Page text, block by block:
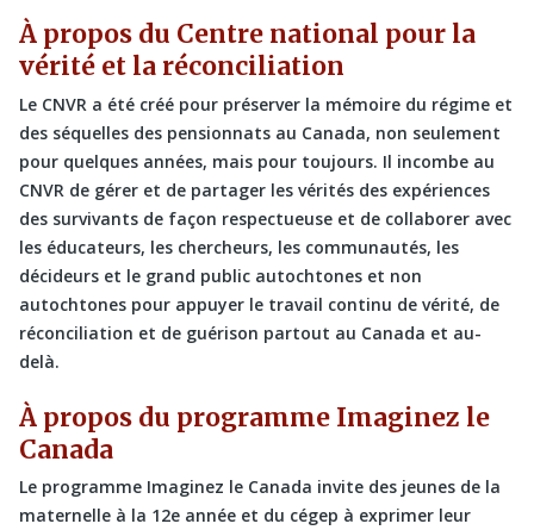
À propos du Centre national pour la
vérité et la réconciliation
Le CNVR a été créé pour préserver la mémoire du régime et
des séquelles des pensionnats au Canada, non seulement
pour quelques années, mais pour toujours. Il incombe au
CNVR de gérer et de partager les vérités des expériences
des survivants de façon respectueuse et de collaborer avec
les éducateurs, les chercheurs, les communautés, les
décideurs et le grand public autochtones et non
autochtones pour appuyer le travail continu de vérité, de
réconciliation et de guérison partout au Canada et au-
delà.
À propos du programme Imaginez le
Canada
Le programme Imaginez le Canada invite des jeunes de la
maternelle à la 12e année et du cégep à exprimer leur